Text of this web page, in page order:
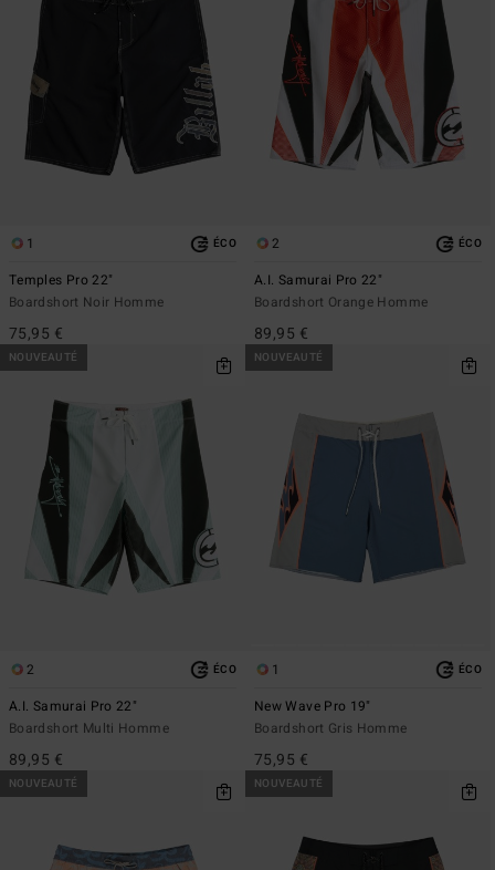
1 ÉCO
Temples Pro 22"
Boardshort Noir Homme
75,95 €
2 ÉCO
A.I. Samurai Pro 22"
Boardshort Orange Homme
89,95 €
NOUVEAUTÉ
2 ÉCO
A.I. Samurai Pro 22"
Boardshort Multi Homme
89,95 €
NOUVEAUTÉ
1 ÉCO
New Wave Pro 19"
Boardshort Gris Homme
75,95 €
NOUVEAUTÉ NOUVEAUTÉ